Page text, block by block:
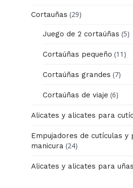
Cortauñas (29)
Juego de 2 cortaúñas (5)
Cortaúñas pequeño (11)
Cortaúñas grandes (7)
Cortaúñas de viaje (6)
Alicates y alicates para
Empujadores de cutículas y
manicura (24)
Alicates y alicates para uñas